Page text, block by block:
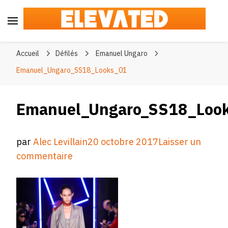
Accueil Défilés
Emanuel Ungaro
Emanuel_Ungaro_SS18_Looks_01
parAlec Levillain20 octobre 2017Laisser un
commentaire